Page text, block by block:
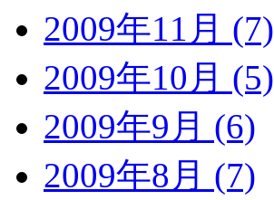
2009年11月 (7)
2009年10月 (5)
2009年9月 (6)
2009年8月 (7)